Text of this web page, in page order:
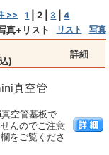
>> 1 |2 |3 |4
真+リスト リスト 写真
)
詳細
真空管
空管基板で
んのでご注意
をご覧くださ